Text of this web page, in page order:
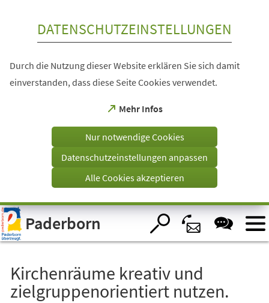
Visuelle
Assistenzsoftware
öffnen.
DATENSCHUTZEINSTELLUNGEN
Durch die Nutzung dieser Website erklären Sie sich damit
einverstanden, dass diese Seite Cookies verwendet.
Mehr Infos
(Öffnet
einem
Tab)
Nur notwendige Cookies
Datenschutzeinstellungen anpassen
Alle Cookies akzeptieren
Paderborn
Kirchenräume kreativ und
zielgruppenorientiert nutzen.